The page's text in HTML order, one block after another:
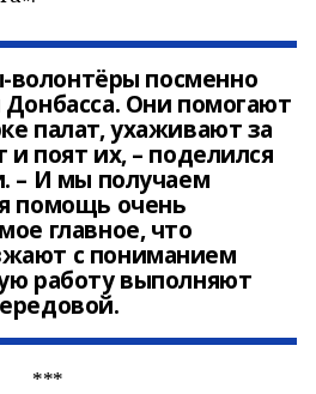
посменно
Донбасса. Они помогают
палат, ухаживают за
поят их, – поделился
– И мы получаем
помощь очень
главное, что
с пониманием
работу выполняют
***